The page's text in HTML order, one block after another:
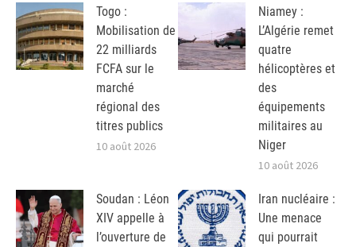
Togo :
Mobilisation de
22 milliards
FCFA sur le
marché
régional des
titres publics
10 août 2026
Niamey :
L’Algérie remet
quatre
hélicoptères et
des
équipements
militaires au
Niger
10 août 2026
Soudan : Léon
XIV appelle à
l’ouverture de
Iran nucléaire :
Une menace
qui pourrait